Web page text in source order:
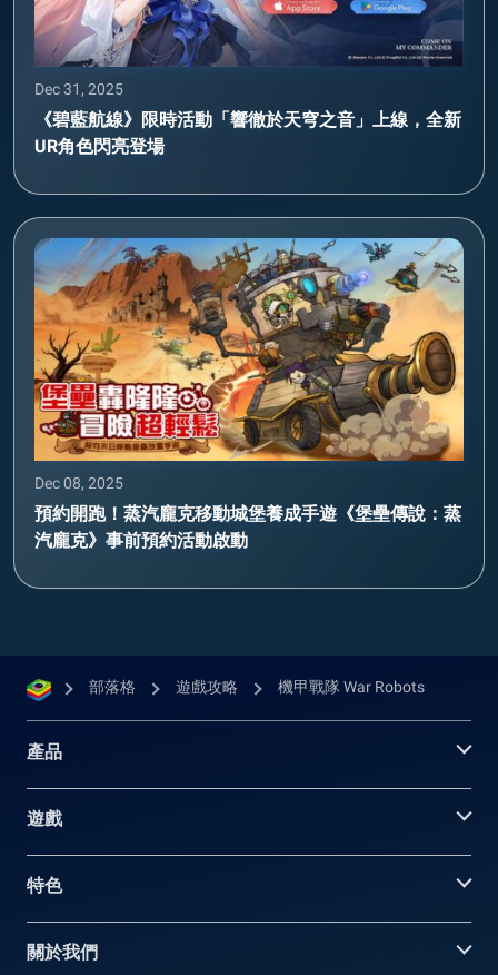
Dec 31, 2025
《碧藍航線》限時活動「響徹於天穹之音」上線，全新
UR角色閃亮登場
Dec 08, 2025
預約開跑！蒸汽龐克移動城堡養成手遊《堡壘傳說：蒸
汽龐克》事前預約活動啟動
部落格 遊戲攻略 機甲戰隊 War Robots
產品
遊戲
特色
關於我們